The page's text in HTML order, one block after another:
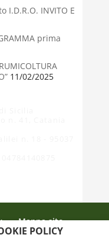
I.D.R.O. INVITO E
prima
11/02/2025
Mappa sito
POLICY